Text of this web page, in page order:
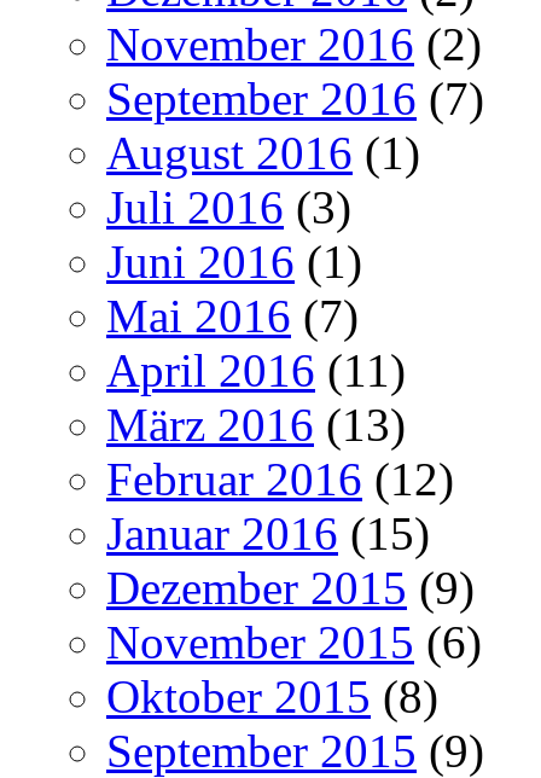
November 2016 (2)
September 2016 (7)
August 2016 (1)
Juli 2016 (3)
Juni 2016 (1)
Mai 2016 (7)
April 2016 (11)
März 2016 (13)
Februar 2016 (12)
Januar 2016 (15)
Dezember 2015 (9)
November 2015 (6)
Oktober 2015 (8)
September 2015 (9)